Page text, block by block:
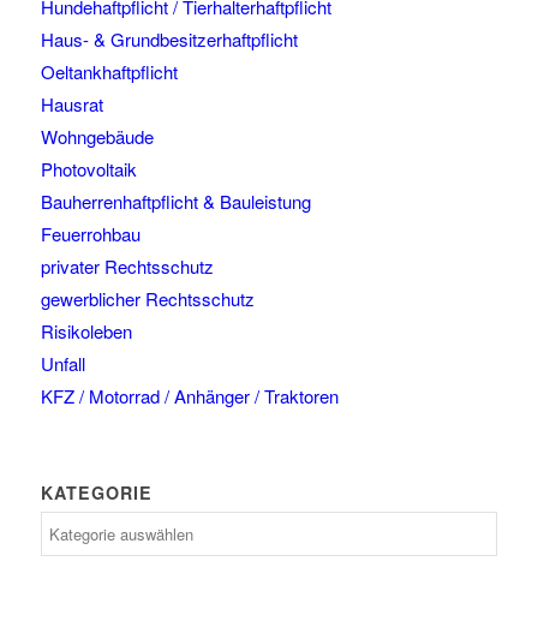
Hundehaftpflicht / Tierhalterhaftpflicht
Haus- & Grundbesitzerhaftpflicht
Oeltankhaftpflicht
Hausrat
Wohngebäude
Photovoltaik
Bauherrenhaftpflicht & Bauleistung
Feuerrohbau
privater Rechtsschutz
gewerblicher Rechtsschutz
Risikoleben
Unfall
KFZ / Motorrad / Anhänger / Traktoren
KATEGORIE